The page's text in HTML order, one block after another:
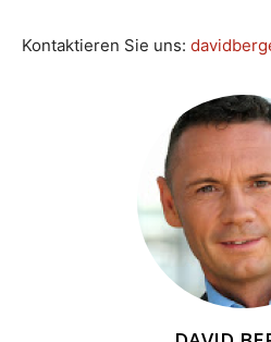
Kontaktieren Sie uns: